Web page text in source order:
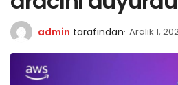
admin tarafından Aralık 1,